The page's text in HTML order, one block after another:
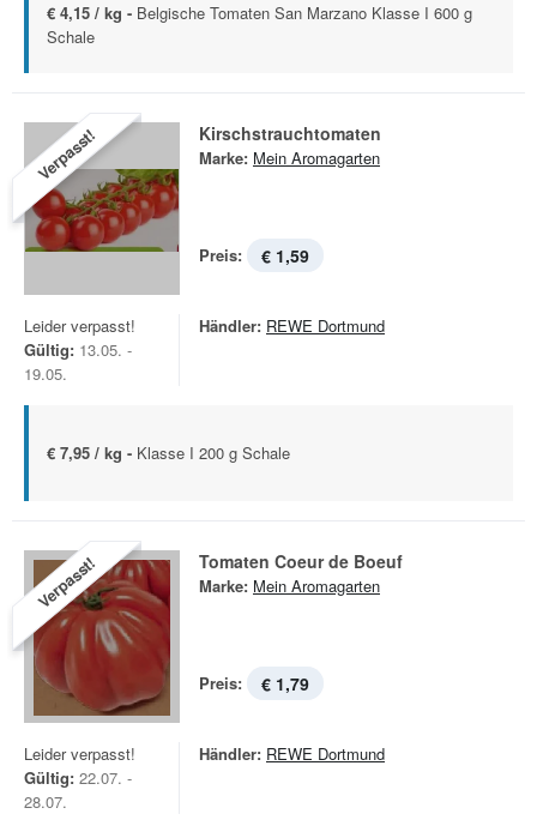
€ 4,15 / kg - Belgische Tomaten San Marzano Klasse I 600 g
Schale
Verpasst! Kirschstrauchtomaten
Marke: Mein Aromagarten
Preis: € 1,59
Leider verpasst!
Gültig: 13.05. -
19.05.
Händler: REWE Dortmund
€ 7,95 / kg - Klasse I 200 g Schale
Verpasst! Tomaten Coeur de Boeuf
Marke: Mein Aromagarten
Preis: € 1,79
Leider verpasst!
Gültig: 22.07. -
28.07.
Händler: REWE Dortmund